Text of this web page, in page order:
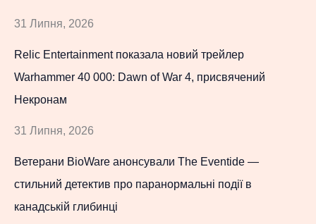
31 Липня, 2026
Relic Entertainment показала новий трейлер
Warhammer 40 000: Dawn of War 4, присвячений
Некронам
31 Липня, 2026
Ветерани BioWare анонсували The Eventide —
стильний детектив про паранормальні події в
канадській глибинці